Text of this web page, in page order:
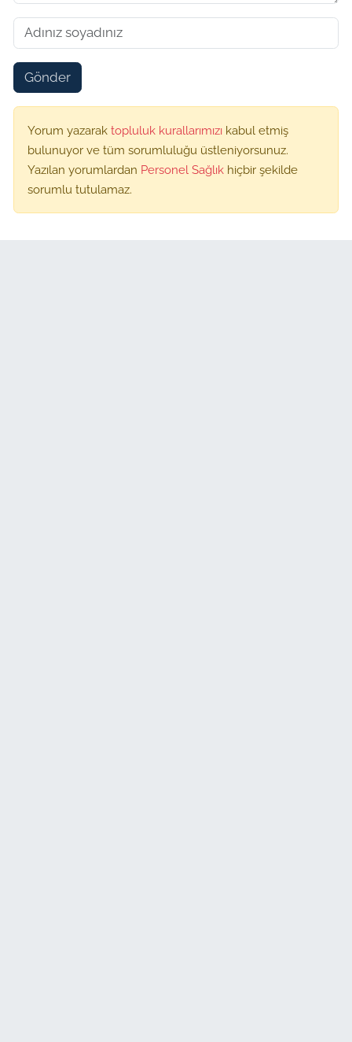
Gönder
Yorum yazarak topluluk kurallarımızı kabul etmiş
bulunuyor ve tüm sorumluluğu üstleniyorsunuz.
Yazılan yorumlardan Personel Sağlık hiçbir şekilde
sorumlu tutulamaz.